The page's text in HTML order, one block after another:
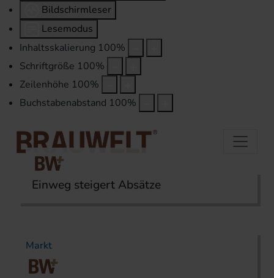
Bildschirmleser
Lesemodus
Inhaltsskalierung 100%
Schriftgröße 100%
Zeilenhöhe 100%
Buchstabenabstand 100%
Startseite Themen Markt
Einweg steigert Absätze
Markt